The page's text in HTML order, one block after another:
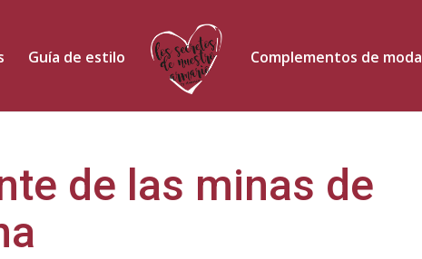
Guía de estilo Complementos de moda
de las minas de